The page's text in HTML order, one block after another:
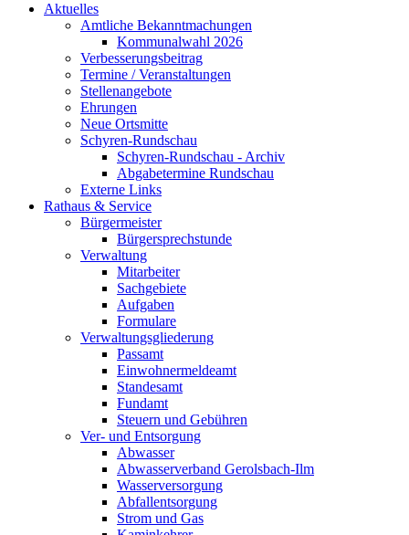
Aktuelles
Amtliche Bekanntmachungen
Kommunalwahl 2026
Verbesserungsbeitrag
Termine / Veranstaltungen
Stellenangebote
Ehrungen
Neue Ortsmitte
Schyren-Rundschau
Schyren-Rundschau - Archiv
Abgabetermine Rundschau
Externe Links
Rathaus & Service
Bürgermeister
Bürgersprechstunde
Verwaltung
Mitarbeiter
Sachgebiete
Aufgaben
Formulare
Verwaltungsgliederung
Passamt
Einwohnermeldeamt
Standesamt
Fundamt
Steuern und Gebühren
Ver- und Entsorgung
Abwasser
Abwasserverband Gerolsbach-Ilm
Wasserversorgung
Abfallentsorgung
Strom und Gas